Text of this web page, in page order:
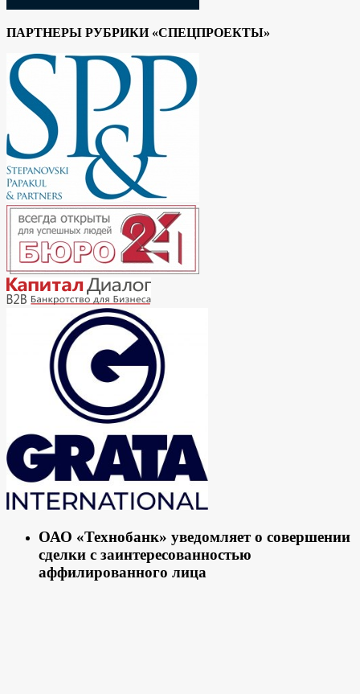
ПАРТНЕРЫ РУБРИКИ «СПЕЦПРОЕКТЫ»
ОАО «Технобанк» уведомляет о совершении
сделки с заинтересованностью
аффилированного лица